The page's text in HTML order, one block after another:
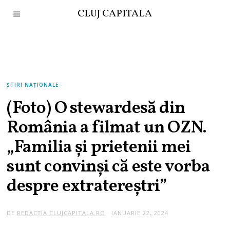
CLUJ CAPITALA
ȘTIRI NAȚIONALE
(Foto) O stewardesă din
România a filmat un OZN.
„Familia și prietenii mei
sunt convinși că este vorba
despre extratereștri”
DE REDACȚIA CLUJCAPITALA.RO IANUARIE 22, 2024